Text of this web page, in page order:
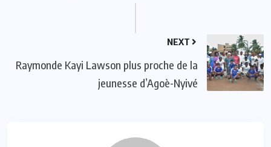
NEXT
Raymonde Kayi Lawson plus proche de la
jeunesse d’Agoè-Nyivé